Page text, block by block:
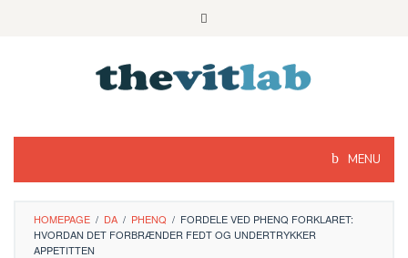
MENU
HOMEPAGE / DA / PHENQ / FORDELE VED PHENQ FORKLARET:
HVORDAN DET FORBRÆNDER FEDT OG UNDERTRYKKER
APPETITTEN